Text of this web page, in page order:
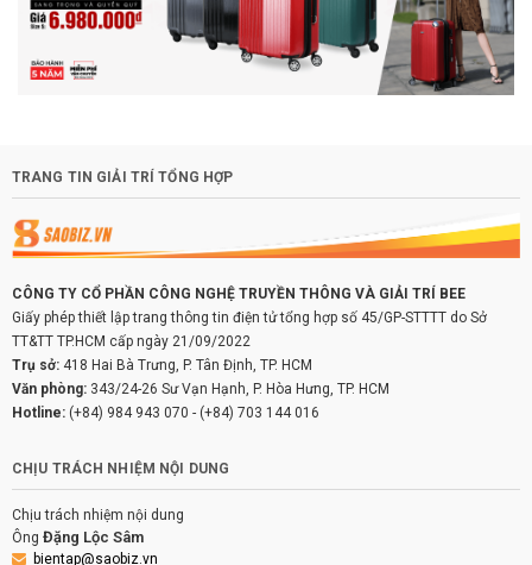
TRANG TIN GIẢI TRÍ TỔNG HỢP
CÔNG TY CỔ PHẦN CÔNG NGHỆ TRUYỀN THÔNG VÀ GIẢI TRÍ BEE
Giấy phép thiết lập trang thông tin điện tử tổng hợp số 45/GP-STTTT do Sở
TT&TT TP.HCM cấp ngày 21/09/2022
Trụ sở: 418 Hai Bà Trưng, P. Tân Định, TP. HCM
Văn phòng: 343/24-26 Sư Vạn Hạnh, P. Hòa Hưng, TP. HCM
Hotline: (+84) 984 943 070 - (+84) 703 144 016
CHỊU TRÁCH NHIỆM NỘI DUNG
Chịu trách nhiệm nội dung
Ông Đặng Lộc Sâm
bientap@saobiz.vn